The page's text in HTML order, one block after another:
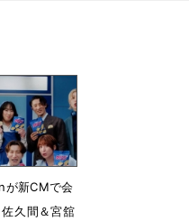
が新CMで会
久間＆宮舘